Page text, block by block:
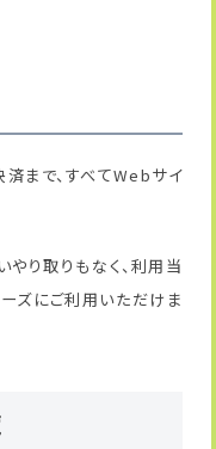
まで、すべてWebサイ
り取りもなく、利用当
ズにご利用いただけま